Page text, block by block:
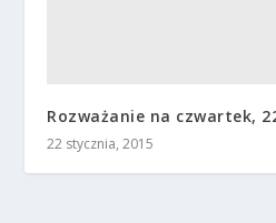
Rozważanie na czwartek,
22 stycznia, 2015